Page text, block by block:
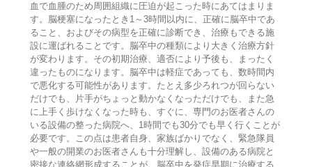
血で血腫のため周囲組織に圧迫が起こった時にあてはまりま
す。脳梗塞になったとき1～3時間以内に、正確に脳卒中であ
ること、およびその病型を正確に診断でき、治療もできる施
設に運ばれることです。脳卒中の種類により大きく治療方針
が変わります。その初期治療、適否により予後も、まったく
違ったものになります。脳卒中は軽症であっても、数時間内
で悪化する可能性があります。たとえ多少ろれつが回らない
だけでも、片手がちょっと動かなくなっただけでも、また急
に上手く歩けなくなった時も、すぐに、専門のお医者さんの
いる設備の整った病院へ、1時間でも30分でも早く行くことが
必要です。この点は患者自身、家族ばかりでなく、緊急隊員
や一般の開業のお医者さんも十分理解し、設備のある病院と
密接な連絡網形成することが、脳卒中を発症早期に治療する